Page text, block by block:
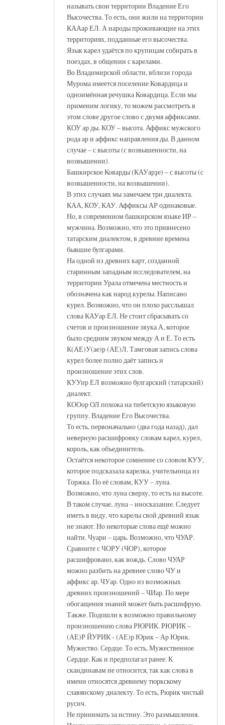
называть свои территории Владение Его
Высочества. То есть, они жили на территории
КААар ЕЛ. А народы проживающие на этих
территориях, подданные его высочества.
Язык карел удаётся по крупицам собирать в
поездах, в общении с карелами.
Во Владимирской области, вблизи города
Мурома имеется поселение Ковардица и
одноимённая речушка Ковардица. Если мы
применим логику, то можем рассмотреть в
этом слове другое слово с двумя аффиксами.
КОУ ар ды. КОУ – высота. Аффикс мужского
рода ар и аффикс направления ды. В данном
случае – с высоты (с возвышенности, на
возвышении).
Башкирское Коварды (КАУарҙе) – с высоты (с
возвышенности, на возвышении).
В этих случаях мы замечаем три диалекта.
КАА, КОУ, КАУ. Аффиксы АР одинаковые.
Но, в современном башкирском языке ИР –
мужчина. Возможно, что это привнесено
татарским диалектом, в древние времена
бывшие булгарами.
На одной из древних карт, созданной
старинным западным исследователем, на
территории Урала отмечена местность и
обозначена как народ курелы. Написано
курел. Возможно, что он плохо расслышал
слова КАУар ЕЛ. Не стоит сбрасывать со
счетов и произношение звука А, которое
было средним звуком между А и Е. То есть
К(АЕ)У(ае)р (АЕ)Л. Тамговая запись слова
курел более полно даёт запись и
произношение этих слов.
КУУир ЕЛ возможно булгарский (татарский)
диалект.
КООор ОЛ похожа на тибетскую языковую
группу. Владение Его Высочества.
То есть, первоначально (два года назад), дал
неверную расшифровку словам карел, курел,
король, как объединитель.
Остаётся некоторое сомнение со словом КУУ,
которое подсказала карелка, учительница из
Торжка. По её словам, КУУ – луна.
Возможно, что луна сверху, то есть на высоте.
В таком случае, луна – иносказание. Следует
иметь в виду, что карелы свой древний язык
не знают. Но некоторые слова ещё можно
найти. Чуари – царь. Возможно, что ЧУАР.
Сравните с ЧОРУ (ЧОР), которое
расшифровано, как вождь. Слово ЧУАР
можно разбить на древнее слово ЧУ и
аффикс ар. ЧУар. Одно из возможных
древних произношений – ЧИар. По мере
обогащения знаний может быть расшифрую.
Также. Подошли к возможно правильному
произношению слова РЮРИК. РЮРИК –
(АЕ)Р ЙУРИК - (АЕ)р Юрик – Ар Юрик.
Мужество. Сердце. То есть, Мужественное
Сердце. Как и предполагал ранее. К
скандинавам не относится, так как слова в
имени относятся древнему тюркскому
славянскому диалекту. То есть, Рюрик чистый
русич.
Не принимать за истину. Это размышления.